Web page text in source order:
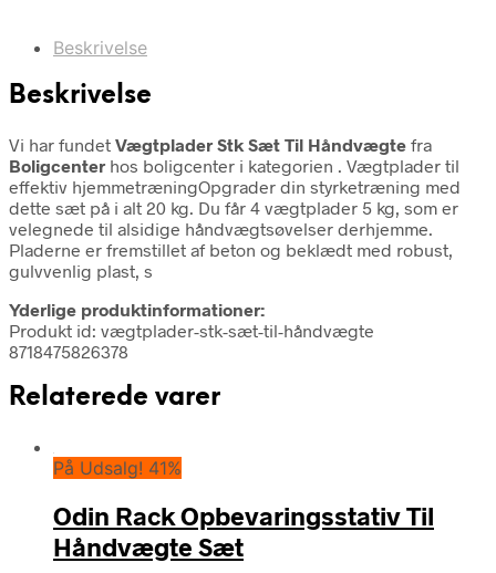
Beskrivelse
Beskrivelse
Vi har fundet Vægtplader Stk Sæt Til Håndvægte fra
Boligcenter hos boligcenter i kategorien . Vægtplader til
effektiv hjemmetræningOpgrader din styrketræning med
dette sæt på i alt 20 kg. Du får 4 vægtplader 5 kg, som er
velegnede til alsidige håndvægtsøvelser derhjemme.
Pladerne er fremstillet af beton og beklædt med robust,
gulvvenlig plast, s
Yderlige produktinformationer:
Produkt id: vægtplader-stk-sæt-til-håndvægte
8718475826378
Relaterede varer
På Udsalg! 41%
Odin Rack Opbevaringsstativ Til
Håndvægte Sæt